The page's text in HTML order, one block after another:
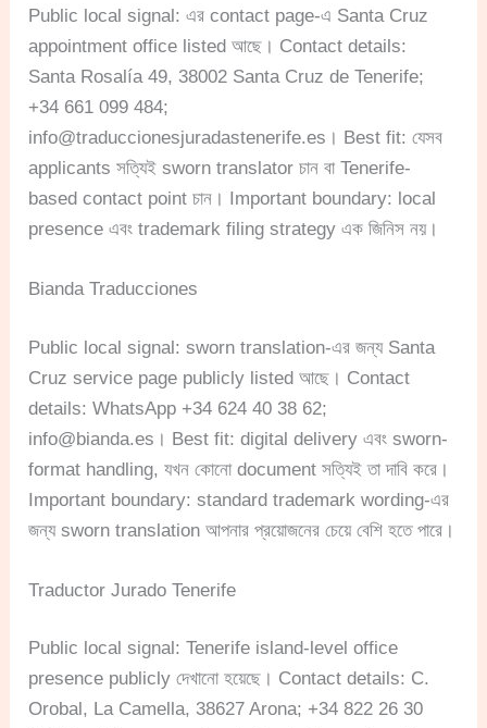
Public local signal: এর contact page-এ Santa Cruz
appointment office listed আছে। Contact details:
Santa Rosalía 49, 38002 Santa Cruz de Tenerife;
+34 661 099 484;
info@traduccionesjuradastenerife.es । Best fit: যেসব
applicants সত্যিই sworn translator চান বা Tenerife-
based contact point চান। Important boundary: local
presence এবং trademark filing strategy এক জিনিস নয়।
Bianda Traducciones
Public local signal: sworn translation-এর জন্য Santa
Cruz service page publicly listed আছে। Contact
details: WhatsApp +34 624 40 38 62;
info@bianda.es । Best fit: digital delivery এবং sworn-
format handling, যখন কোনো document সত্যিই তা দাবি করে।
Important boundary: standard trademark wording-এর
জন্য sworn translation আপনার প্রয়োজনের চেয়ে বেশি হতে পারে।
Traductor Jurado Tenerife
Public local signal: Tenerife island-level office
presence publicly দেখানো হয়েছে। Contact details: C.
Orobal, La Camella, 38627 Arona; +34 822 26 30